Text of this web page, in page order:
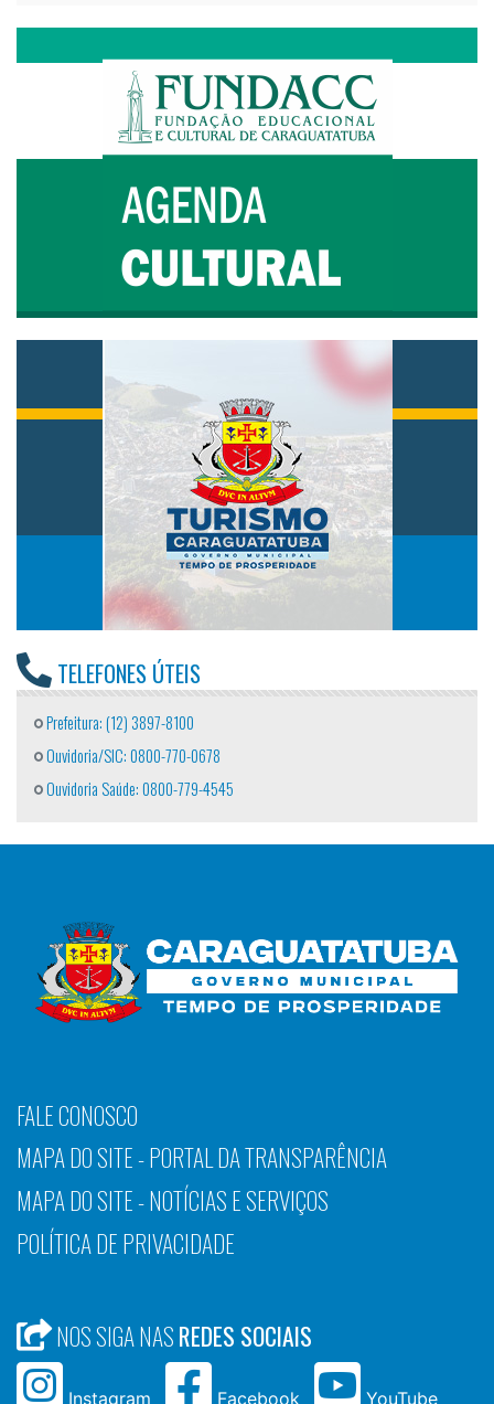
TELEFONES ÚTEIS
Prefeitura: (12) 3897-8100
Ouvidoria/SIC: 0800-770-0678
Ouvidoria Saúde: 0800-779-4545
FALE CONOSCO
MAPA DO SITE - PORTAL DA TRANSPARÊNCIA
MAPA DO SITE - NOTÍCIAS E SERVIÇOS
POLÍTICA DE PRIVACIDADE
NOS SIGA NASREDES SOCIAIS
Instagram Facebook YouTube